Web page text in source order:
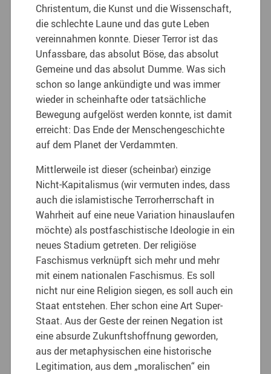
Christentum, die Kunst und die Wissenschaft,
die schlechte Laune und das gute Leben
vereinnahmen konnte. Dieser Terror ist das
Unfassbare, das absolut Böse, das absolut
Gemeine und das absolut Dumme. Was sich
schon so lange ankündigte und was immer
wieder in scheinhafte oder tatsächliche
Bewegung aufgelöst werden konnte, ist damit
erreicht: Das Ende der Menschengeschichte
auf dem Planet der Verdammten.
Mittlerweile ist dieser (scheinbar) einzige
Nicht-Kapitalismus (wir vermuten indes, dass
auch die islamistische Terrorherrschaft in
Wahrheit auf eine neue Variation hinauslaufen
möchte) als postfaschistische Ideologie in ein
neues Stadium getreten. Der religiöse
Faschismus verknüpft sich mehr und mehr
mit einem nationalen Faschismus. Es soll
nicht nur eine Religion siegen, es soll auch ein
Staat entstehen. Eher schon eine Art Super-
Staat. Aus der Geste der reinen Negation ist
eine absurde Zukunftshoffnung geworden,
aus der metaphysischen eine historische
Legitimation, aus dem „moralischen“ ein